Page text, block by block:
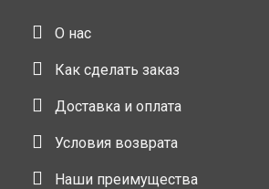
О нас
Как сделать заказ
Доставка и оплата
Условия возврата
Наши преимущества